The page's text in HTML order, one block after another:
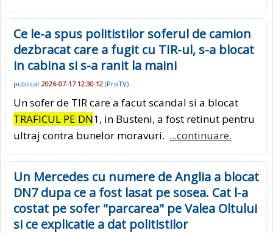
Ce le-a spus politistilor soferul de camion
dezbracat care a fugit cu TIR-ul, s-a blocat
in cabina si s-a ranit la maini
publicat 2026-07-17 12:30:12 (ProTV)
Un sofer de TIR care a facut scandal si a blocat
TRAFICUL PE DN1, in Busteni, a fost retinut pentru
ultraj contra bunelor moravuri. ...continuare.
Un Mercedes cu numere de Anglia a blocat
DN7 dupa ce a fost lasat pe sosea. Cat l-a
costat pe sofer "parcarea" pe Valea Oltului
si ce explicatie a dat politistilor